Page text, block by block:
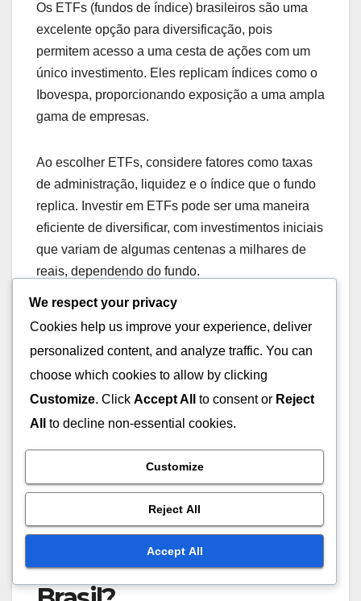
Os ETFs (fundos de índice) brasileiros são uma
excelente opção para diversificação, pois
permitem acesso a uma cesta de ações com um
único investimento. Eles replicam índices como o
Ibovespa, proporcionando exposição a uma ampla
gama de empresas.
Ao escolher ETFs, considere fatores como taxas
de administração, liquidez e o índice que o fundo
replica. Investir em ETFs pode ser uma maneira
eficiente de diversificar, com investimentos iniciais
que variam de algumas centenas a milhares de
reais, dependendo do fundo.
Quais são as
tendências futuras do
mercado de ações no
We respect your privacy
Cookies help us improve your experience, deliver
personalized content, and analyze traffic. You can
choose which cookies to allow by clicking
Customize. Click Accept All to consent or Reject
All
to decline non-essential cookies.
Customize
Reject All
Accept All